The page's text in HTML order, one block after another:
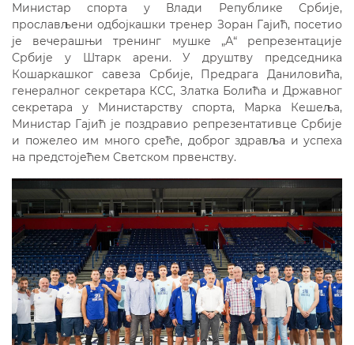
Министар спорта у Влади Републике Србије,
прослављени одбојкашки тренер Зоран Гајић, посетио
је вечерашњи тренинг мушке „А“ репрезентације
Србије у Штарк арени. У друштву председника
Кошаркашког савеза Србије, Предрага Даниловића,
генералног секретара КСС, Златка Болића и Државног
секретара у Министарству спорта, Марка Кешеља,
Министар Гајић је поздравио репрезентативце Србије
и пожелео им много среће, доброг здравља и успеха
на предстојећем Светском првенству.